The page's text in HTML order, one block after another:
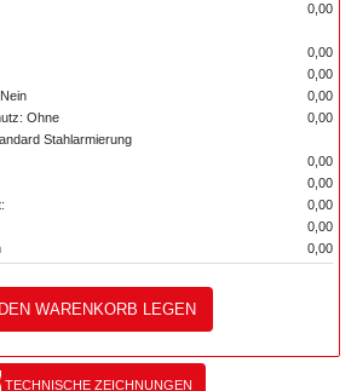
0,00
0,00
0,00
0,00
Ohne
0,00
Stahlarmierung
0,00
0,00
0,00
0,00
0,00
DEN WARENKORB LEGEN
TECHNISCHE ZEICHNUNGEN